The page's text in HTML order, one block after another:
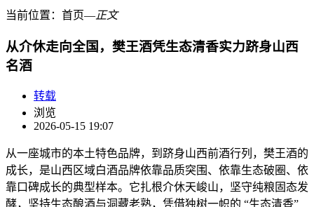
当前位置： 首页―正文
从介休走向全国，樊王酒凭生态清香实力跻身山西
名酒
转载
浏览
2026-05-15 19:07
从一座城市的本土特色品牌，到跻身山西前酒行列，樊王酒的
成长，是山西区域白酒品牌依靠品质突围、依靠生态破圈、依
靠口碑成长的典型样本。它扎根介休天峻山，坚守纯粮固态发
酵，坚持生态酿酒与洞藏老熟，凭借独树一帜的 “生态清香”